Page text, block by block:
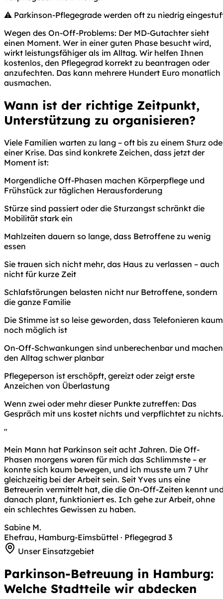
⚠️ Parkinson-Pflegegrade werden oft zu niedrig
Wegen des On-Off-Problems: Der MD-Gutachter sieht
einen Moment. Wer in einer guten Phase besucht wird,
wirkt leistungsfähiger als im Alltag. Wir helfen Ihnen
kostenlos, den Pflegegrad korrekt zu beantragen oder
anzufechten. Das kann mehrere Hundert Euro monatlich
ausmachen.
Wann ist der richtige Zeitpunkt,
Unterstützung zu organisieren?
Viele Familien warten zu lang – oft bis zu einem Sturz
einer Krise. Das sind konkrete Zeichen, dass jetzt der
Moment ist:
Morgendliche Off-Phasen machen Körperpflege und
Frühstück zur täglichen Herausforderung
Stürze sind passiert oder die Sturzangst schränkt die
Mobilität stark ein
Mahlzeiten dauern so lange, dass Betroffene zu wenig
essen
Sie trauen sich nicht mehr, das Haus zu verlassen – auch
nicht für kurze Zeit
Schlafstörungen belasten nicht nur Betroffene, sondern
die ganze Familie
Die Stimme ist so leise geworden, dass Telefonieren kaum
noch möglich ist
On-Off-Schwankungen sind unberechenbar und machen
den Alltag schwer planbar
Pflegeperson ist erschöpft, gereizt oder zeigt erste
Anzeichen von Überlastung
Wenn zwei oder mehr dieser Punkte zutreffen: Das
Gespräch mit uns kostet nichts und verpflichtet zu nichts.
"
Mein Mann hat Parkinson seit acht Jahren. Die Off-
Phasen morgens waren für mich das Schlimmste – er
konnte sich kaum bewegen, und ich musste um 7 Uhr
gleichzeitig bei der Arbeit sein. Seit Yves uns eine
Betreuerin vermittelt hat, die die On-Off-Zeiten kennt
danach plant, funktioniert es. Ich gehe zur Arbeit, ohne
ein schlechtes Gewissen zu haben.
Sabine M.
Ehefrau, Hamburg-Eimsbüttel · Pflegegrad 3
Unser Einsatzgebiet
Parkinson-Betreuung in Hamburg:
Welche Stadtteile wir abdecken